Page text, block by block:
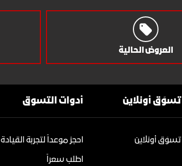
العروض الحالية
تسوَق أونلاين
تسوَق أونلاين
أدوات التسوق
احجز موعداً لتجربة القيادة
اطلب سعراً